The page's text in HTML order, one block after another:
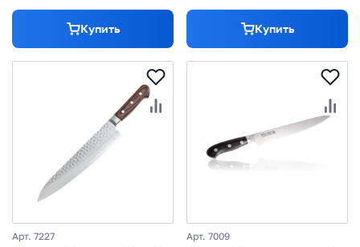
Купить Купить
Арт. 7227 Арт. 7009